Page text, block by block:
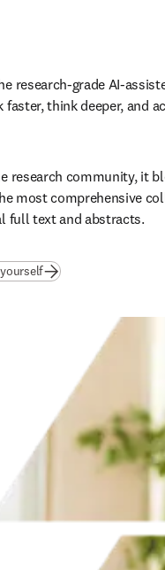
research-grade AI-
faster, think deeper, and
research community, it
most comprehensive
full text and abstracts.
(se abre en una nueva